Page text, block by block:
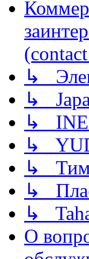
↳
↳
↳
↳
↳
↳
↳
О